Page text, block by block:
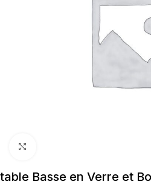
table Basse en Verre et